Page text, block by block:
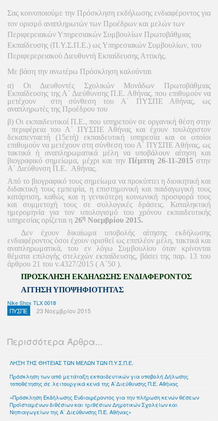
Σας κοινοποιούμε την Πρόσκληση εκδήλωσης ενδιαφέροντος για
τον ορισμό αναπληρωτών των Προέδρων και μελών των
Περιφερειακών Υπηρεσιακών Συμβουλίων Πρωτοβάθμιας
Εκπαίδευσης (Π.Υ.Σ.Π.Ε.) ως Υπηρεσιακών Συμβουλίων, του
Περιφερερειακού Διευθυντή Εκπαίδευσης Αττικής.
Με βάση την ανωτέρω Πρόσκληση καλούνται
α) Οι Διευθυντές Σχολικών Μονάδων Πρωτοβάθμιας
Εκπαίδευσης της Α΄ Διεύθυνσης Π.Ε. Αθήνας, που επιθυμούν να
μετέχουν στη σύνθεση του Α΄ ΠΥΣΠΕ Αθήνας, ως
αναπληρωτές της Προέδρου του
β) Οι εκπαιδευτικοί Π.Ε., που υπηρετούν σε οργανική θέση στην
περιφέρεια του Α΄ ΠΥΣΠΕ Αθήνας και έχουν τουλάχιστον
δεκαπενταετή (15ετή) εκπαιδευτική υπηρεσία και οι οποίοι
επιθυμούν να μετέχουν στη σύνθεση του Α΄ ΠΥΣΠΕ Αθήνας, ως
τακτικά ή αναπληρωματικά μέλη να υποβάλουν αίτηση και
βιογραφικό σημείωμα, μέχρι και τηνΠέμπτη 26-11-2015στην
Α΄ Διεύθυνση Π.Ε. Αθήνας.
Από το βιογραφικό τους σημείωμα να προκύπτει η διοικητική και
διδακτική τους εμπειρία, η επιστημονική και παιδαγωγική τους
κατάρτιση, καθώς και η γενικότερη κοινωνική προσφορά τους
και συμμετοχή τους σε συλλογικές δράσεις. Καταληκτική
ημερομηνία για τον υπολογισμό του χρόνου εκπαιδευτικής
υπηρεσίας ορίζεται η 26η Νοεμβρίου 2015.
Δεν έχουν δικαίωμα υποβολής αίτησης εκδήλωσης
ενδιαφέροντος όσοι έχουν ορισθεί ως επιπλέον μέλη, τακτικά και
αναπληρωματικά, του εν λόγω Συμβουλίου όταν κρίνονται
θέματα επιλογής στελεχών εκπαίδευσης, βάσει της παρ. 13 του
άρθρου 21 του ν.4327/2015 ( Α΄50 ).
ΠΡΟΣΚΛΗΣΗ ΕΚΔΗΛΩΣΗΣ ΕΝΔΙΑΦΕΡΟΝΤΟΣ
ΑΙΤΗΣΗ ΥΠΟΨΗΦΙΟΤΗΤΑΣ
Nike Shox TLX 0018
ΠΥΣΠΕ 23 Νοεμβρίου 2015
Περισσότερα Άρθρα...
ΛΗΞΗ ΤΗΣ ΘΗΤΕΙΑΣ ΤΩΝ ΜΕΛΩΝ ΤΩΝ Π.Υ.Σ.Π.Ε.
Πρόσκληση των από μετάταξη εκπαιδευτικών για υποβολή Δήλωσης
τοποθέτησης σε λειτουργικά κενά της Α΄Διεύθυνσης Π.Ε. Αθήνας
«Πρόσκληση Εκδήλωσης Ενδιαφέροντος για την πλήρωση κενών θέσεων
Προϊσταμένων διθέσιων και τριθέσιων Δημοτικών Σχολείων και
Νηπιαγωγείων της Α΄ Διεύθυνσης Π.Ε. Αθήνας»